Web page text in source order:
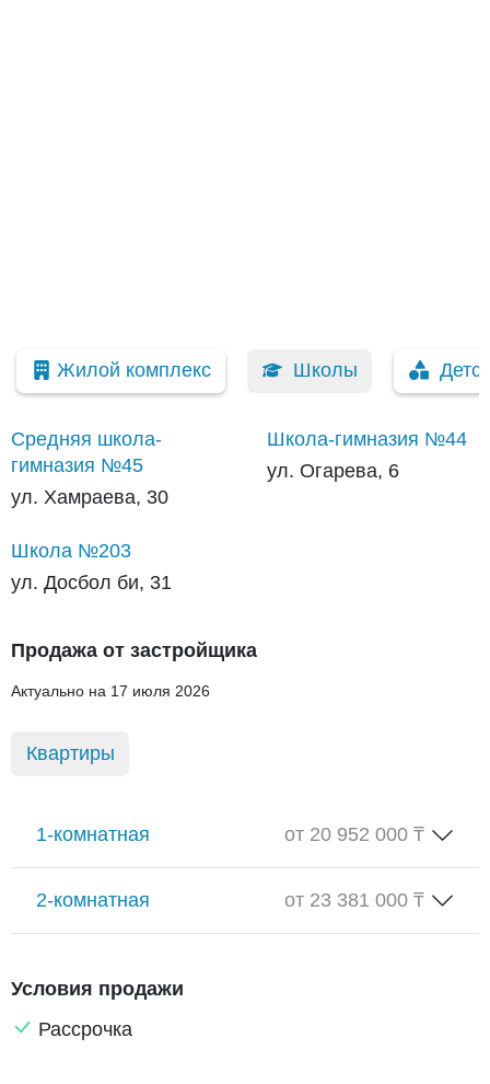
Жилой комплекс Школы
Средняя школа-
гимназия №45
ул. Хамраева, 30
Школа-гимназия №44
ул. Огарева, 6
Школа №203
ул. Досбол би, 31
Продажа от застройщика
Актуально на 17 июля 2026
Квартиры
1-комнатная от 20 952 000 ₸
2-комнатная от 23 381 000 ₸
Условия продажи
Рассрочка